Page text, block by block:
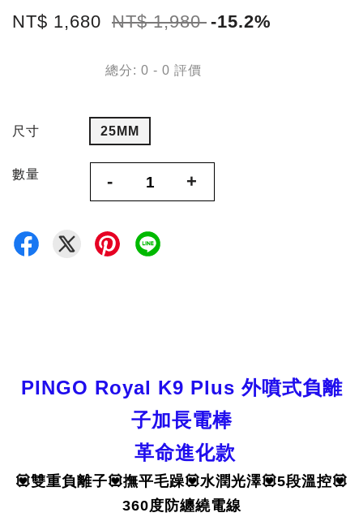
NT$ 1,680 NT$ 1,980 -15.2%
總分: 0 - 0 評價
尺寸 25MM
數量 - +
PINGO Royal K9 Plus 外噴式負離
子加長電棒
革命進化款
💟雙重負離子💟撫平毛躁💟水潤光澤💟5段溫控💟
360度防纏繞電線